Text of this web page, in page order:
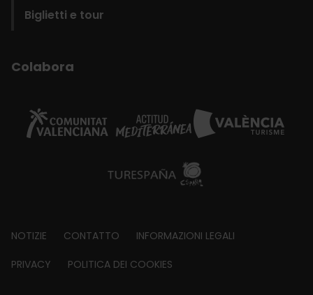
Biglietti e tour
Colabora
Footer
about
NOTIZIE CONTATTO INFORMAZIONI LEGALI
PRIVACY POLITICA DEI COOKIES